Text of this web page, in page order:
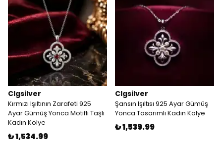
Clgsilver
Kırmızı Işıltının Zarafeti 925
Ayar Gümüş Yonca Motifli Taşlı
Kadın Kolye
₺ 1,534.99
Clgsilver
Şansın Işıltısı 925 Ayar Gümüş
Yonca Tasarımlı Kadın Kolye
₺ 1,539.99